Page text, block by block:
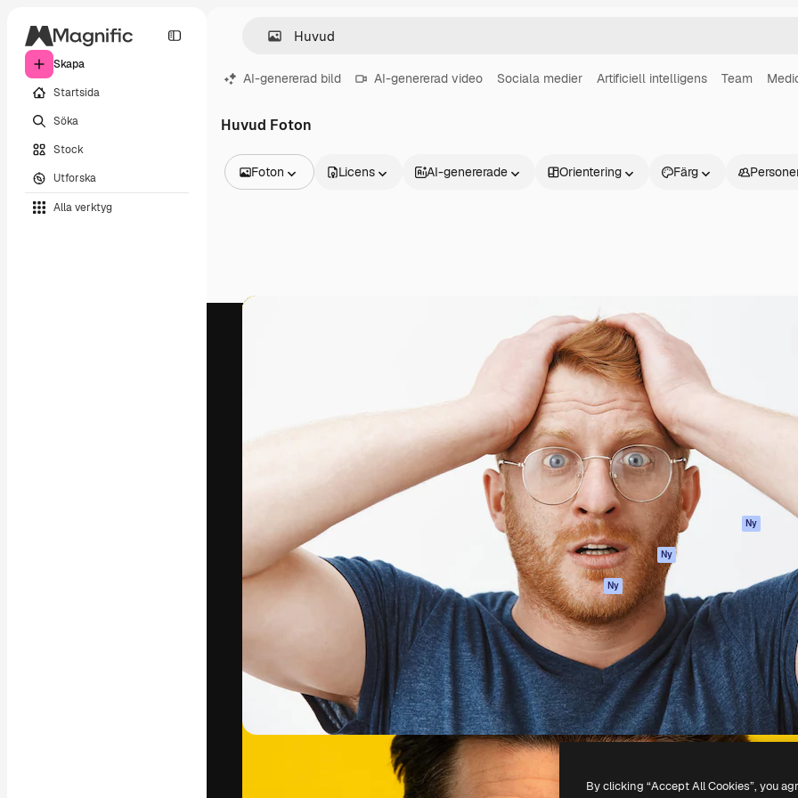
Skapa
Startsida
Söka
Stock
Utforska
Alla verktyg
AI-genererad bild AI-genererad video Sociala medier Artificiell intelligens Team
Huvud Foton
Foton
Videor
Licens AI-genererade Orientering Färg
Den kreativa plattformen för att förverkliga
ditt bästa arbete. Mer än 1 miljon
prenumeranter bland kreatörer, företag,
byråer och studior.
Svenska
Produkter
Spaces
AI-assistent
AI-bildgenerator
AI-videogenerator
AI-röstgenerator
Stock-innehåll
MCP för
Claude/ChatGPT
Ny
Agenter Ny
API
Mobilapp
Alla Magnific-
verktyg
Kom igång
Dokumentation
Support
Användarvillkor
Integritetspolicy
Ny
Förtroendecenter
Affiliates
Företag
Copyright © 2010-2026Freepik Company S.L.U. Alla rättigheter reserverade.
By clicking “Accept All Cookies”, you